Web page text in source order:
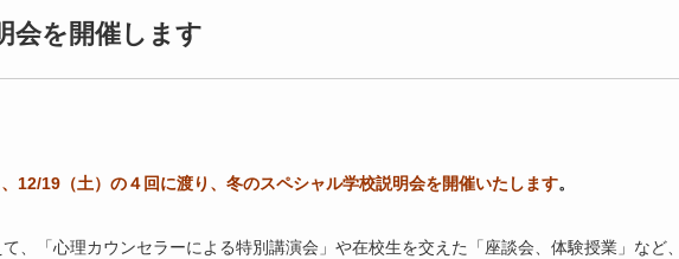
会を開催します
12/19（土）の４回に渡り、冬のスペシャル学校説明会を開催いたします。
、「心理カウンセラーによる特別講演会」や在校生を交えた「座談会、体験授業」など